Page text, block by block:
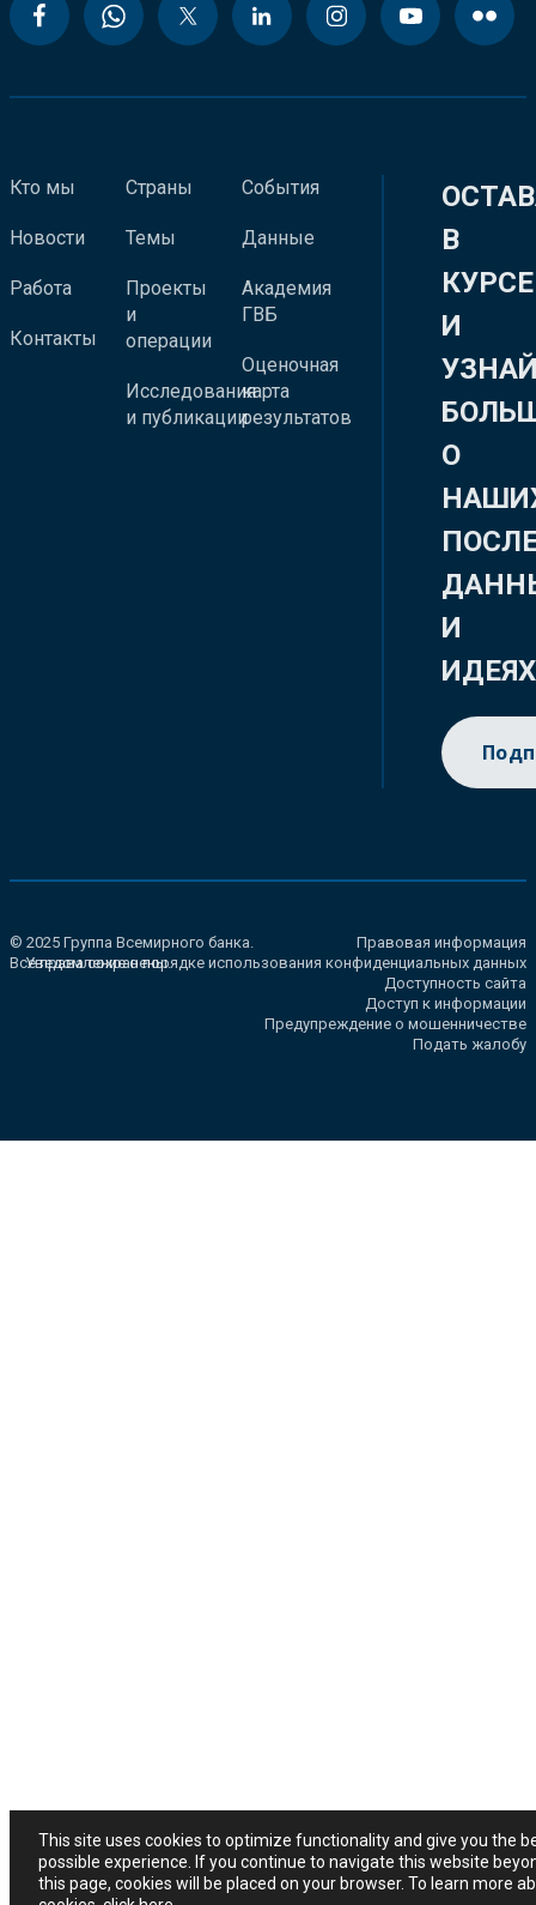
Кто мы
Новости
Работа
Контакты
Страны
Темы
Проекты
и
операции
Исследования
и публикации
События
Данные
Академия
ГВБ
Оценочная
карта
результатов
В
КУРСЕ
И
О
И
ИДЕЯХ
© 2025 Группа Всемирного банка.
Все права сохранены.
Правовая информация
Уведомление о порядке использования конфиденциальных данных
Доступность сайта
Доступ к информации
Предупреждение о мошенничестве
Подать жалобу
This site uses cookies to optimize functionality and give you the
possible experience. If you continue to navigate this website
this page, cookies will be placed on your browser. To learn more